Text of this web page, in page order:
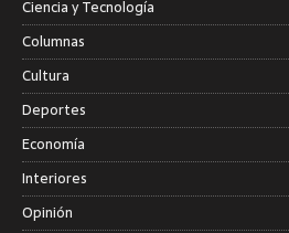
Ciencia y Tecnología
Columnas
Cultura
Deportes
Economía
Interiores
Opinión